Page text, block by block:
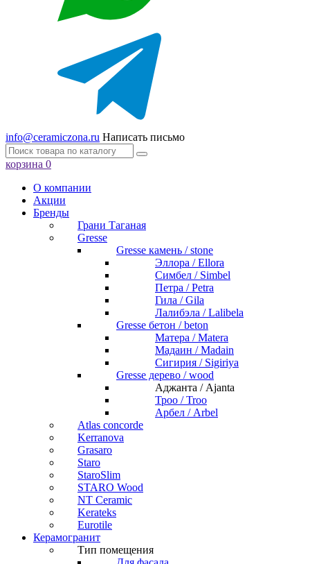
info@ceramiczona.ru Написать письмо
корзина 0
О компании
Акции
Бренды
Грани Таганая
Gresse
Gresse камень / stone
Эллора / Ellora
Симбел / Simbel
Петра / Petra
Гила / Gila
Лалибэла / Lalibela
Gresse бетон / beton
Матера / Matera
Мадаин / Madain
Сигирия / Sigiriya
Gresse дерево / wood
Аджанта / Ajanta
Троо / Troo
Арбел / Arbel
Atlas concorde
Kerranova
Grasaro
Staro
StaroSlim
STARO Wood
NT Ceramic
Kerateks
Eurotile
Керамогранит
Тип помещения